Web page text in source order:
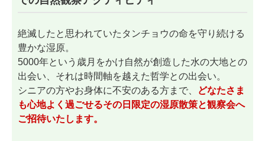
絶滅したと思われていたタンチョウの命を守り続ける
豊かな湿原。
5000年という歳月をかけ自然が創造した水の大地との
出会い、それは時間軸を越えた哲学との出会い。
シニアの方やお身体に不安のある方まで、
どなたさま
も心地よく過ごせるその日限定の湿原散策と観察会へ
ご招待いたします。